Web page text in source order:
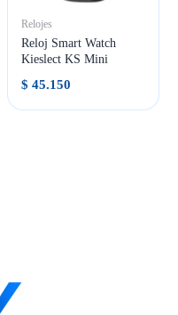
Relojes
Reloj Smart Watch
Kieslect KS Mini
$ 45.150